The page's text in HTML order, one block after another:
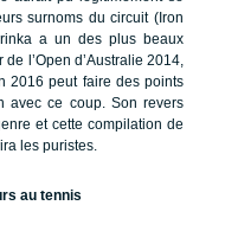
surnoms du circuit (Iron
a un des plus beaux
l’Open d’Australie 2014,
2016 peut faire des points
avec ce coup. Son revers
et cette compilation de
les puristes.
au tennis